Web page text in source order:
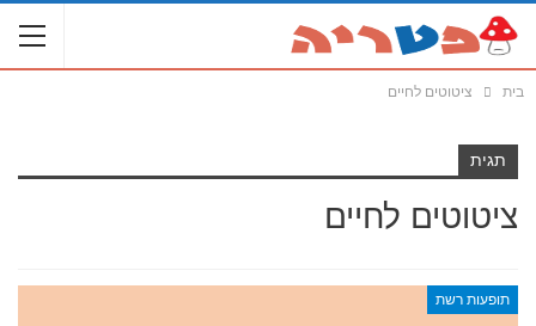
בית ציטוטים לחיים
תגית
ציטוטים לחיים
תופעות רשת